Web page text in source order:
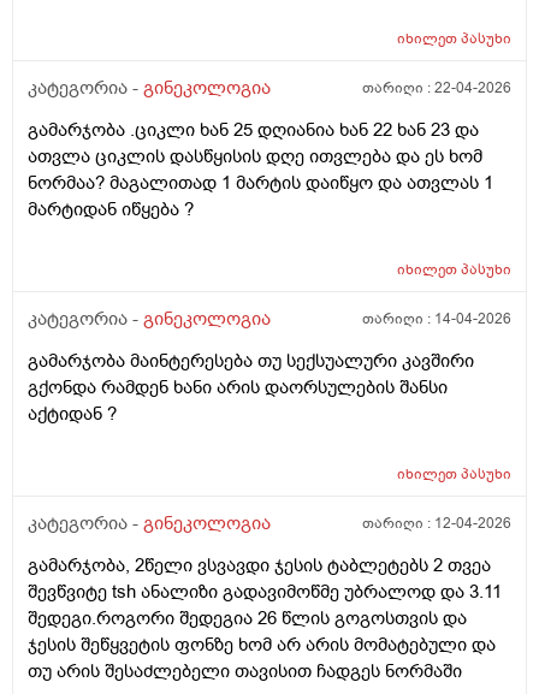
იხილეთპასუხი
კატეგორია - გინეკოლოგია თარიღი :22-04-2026
გამარჯობა .ციკლი ხან 25 დღიანია ხან 22 ხან 23 და
ათვლა ციკლის დასწყისის დღე ითვლება და ეს ხომ
ნორმაა? მაგალითად 1 მარტის დაიწყო და ათვლას 1
მარტიდან იწყება ?
იხილეთპასუხი
კატეგორია - გინეკოლოგია თარიღი : 14-04-2026
გამარჯობა მაინტერესება თუ სექსუალური კავშირი
გქონდა რამდენ ხანი არის დაორსულების შანსი
აქტიდან ?
იხილეთპასუხი
კატეგორია - გინეკოლოგია თარიღი : 12-04-2026
გამარჯობა, 2წელი ვსვავდი ჯესის ტაბლეტებს 2 თვეა
შევწვიტე tsh ანალიზი გადავიმოწმე უბრალოდ და 3.11
შედეგი.როგორი შედეგია 26 წლის გოგოსთვის და
ჯესის შეწყვეტის ფონზე ხომ არ არის მომატებული და
თუ არის შესაძლებელი თავისით ჩადგეს ნორმაში